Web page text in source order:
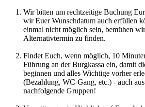
Wir bitten um rechtzeitige Buchung
wir Euer Wunschdatum auch erfüllen
einmal nicht möglich sein, bemühen
Alternativtermin zu finden.
Findet Euch, wenn möglich, 10
Führung an der Burgkassa ein, damit
beginnen und alles Wichtige vorher
(Bezahlung, WC-Gang, etc.) - auch
nachfolgende Gruppen!